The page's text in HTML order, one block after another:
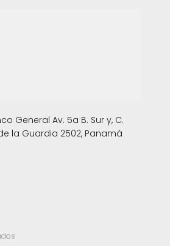
General Av. 5a B. Sur y, C.
la Guardia 2502, Panamá